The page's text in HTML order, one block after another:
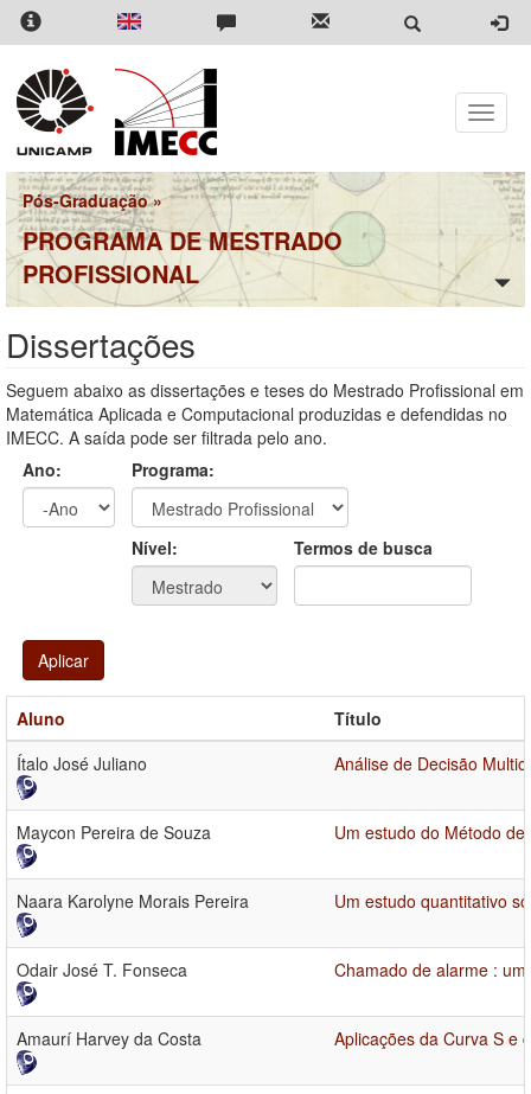
Pular
para
conteúdo
principal
Toggle
Pós-Graduação»
PROGRAMA DE MESTRADO
PROFISSIONAL
Dissertações
Seguem abaixo as dissertações e teses do Mestrado Profissional em
Matemática Aplicada e Computacional produzidas e defendidas no
IMECC. A saída pode ser filtrada pelo ano.
Ano:
Programa:
Nível: Termos de busca
Aplicar
Aluno
Título
Ítalo José Juliano
Análise de Decisão
Maycon Pereira de Souza Um estudo do Método
Naara Karolyne Morais Pereira Um estudo quantitativo
Odair José T. Fonseca Chamado de alarme :
Amaurí Harvey da Costa Aplicações da Curva S e